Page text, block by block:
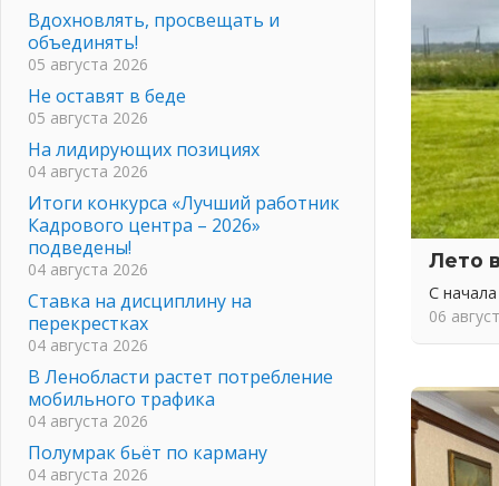
Лето
С
06
Вдохновлять, просвещать и
объединять!
05 августа 2026
Не оставят в беде
05 августа 2026
На лидирующих позициях
04 августа 2026
Итоги конкурса «Лучший работник
Кадрового центра – 2026»
подведены!
04 августа 2026
Ставка на дисциплину на
перекрестках
04 августа 2026
В Ленобласти растет потребление
мобильного трафика
04 августа 2026
Полумрак бьёт по карману
04 августа 2026